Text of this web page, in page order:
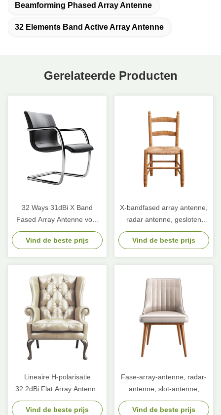
Beamforming Phased Array Antenne
32 Elements Band Active Array Antenne
Gerelateerde Producten
32 Ways 31dBi X Band
Fased Array Antenne voor
luchtruimtoezicht
ruimtevaartoperaties
Vind de beste prijs
X-bandfased array antenne,
radar antenne, gesloten
antenne
Vind de beste prijs
Lineaire H-polarisatie
32.2dBi Flat Array Antenne
voor satellietcommunicatie
Vind de beste prijs
Fase-array-antenne, radar-
antenne, slot-antenne,
conic-slot-antenne
Vind de beste prijs